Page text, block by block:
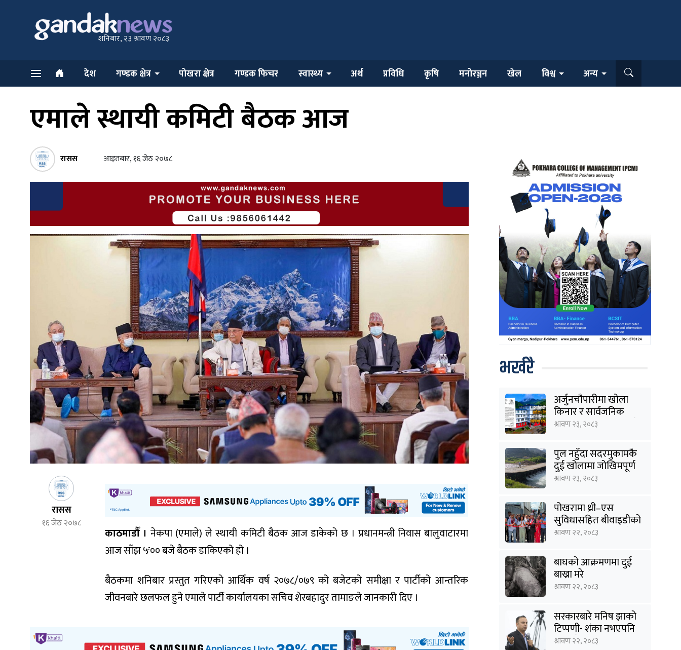
शनिबार, २३ श्रावण २०८३
देश गण्डक क्षेत्र पोखरा क्षेत्र गण्डक फिचर स्वास्थ्य अर्थ प्रविधि कृषि मनोरञ्जन खेल विश्व अन्य
एमाले स्थायी कमिटी बैठक आज
रासस आइतबार, १६ जेठ २०७८
रासस
१६ जेठ २०७८
काठमाडौँ । नेकपा (एमाले) ले स्थायी कमिटी बैठक आज डाकेको छ । प्रधानमन्त्री निवास बालुवाटारमा
आज साँझ ५ः०० बजे बैठक डाकिएको हो ।
बैठकमा शनिबार प्रस्तुत गरिएको आर्थिक वर्ष २०७८/०७९ को बजेटको समीक्षा र पार्टीको आन्तरिक
जीवनबारे छलफल हुने एमाले पार्टी कार्यालयका सचिव शेरबहादुर तामाङले जानकारी दिए ।
भर्खरै
अर्जुनचौपारीमा खोला
किनार र सार्वजनिक
जग्गाका संरचना हटाउने
श्रावण २३, २०८३
पुल नहुँदा सदरमुकामकै
दुई खोलामा जोखिमपूर्ण
यात्रा
श्रावण २३, २०८३
पोखरामा थ्री–एस
सुविधासहित बीवाइडीको
आधिकारिक सर्भिस सेन्टर
श्रावण २२, २०८३
बाघको आक्रमणमा दुई
बाख्रा मरे
श्रावण २२, २०८३
सरकारबारे मनिष झाको
टिप्पणी- शंका नभएपनि
ढंग पुगेन, अब कालो चस्मा
श्रावण २२, २०८३